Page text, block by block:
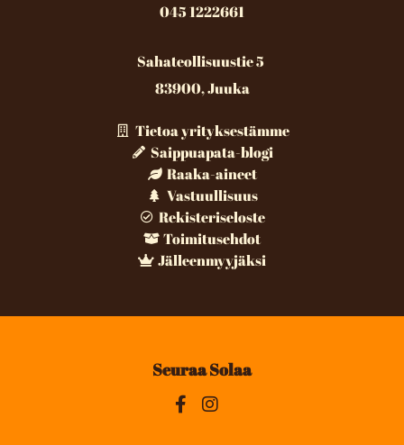
045 1222661
Sahateollisuustie 5
83900, Juuka
Tietoa yrityksestämme
Saippuapata-blogi
Raaka-aineet
Vastuullisuus
Rekisteriseloste
Toimitusehdot
Jälleenmyyjäksi
Seuraa Solaa